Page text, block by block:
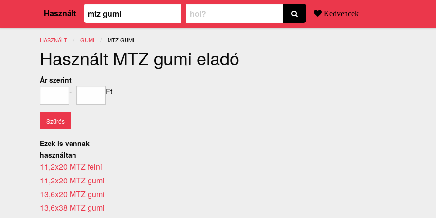
Használt Kedvencek
HASZNÁLT GUMI JELENLEGI:
MTZ GUMI
Használt MTZ gumi eladó
Ár szerint
- Ft
Ezek is vannak
használtan
11,2x20 MTZ felni
11,2x20 MTZ gumi
13,6x20 MTZ gumi
13,6x38 MTZ gumi